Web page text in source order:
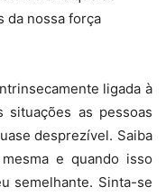
da nossa força
ligada à
situações as pessoas
desprezível. Saiba
e quando isso
semelhante. Sinta-se